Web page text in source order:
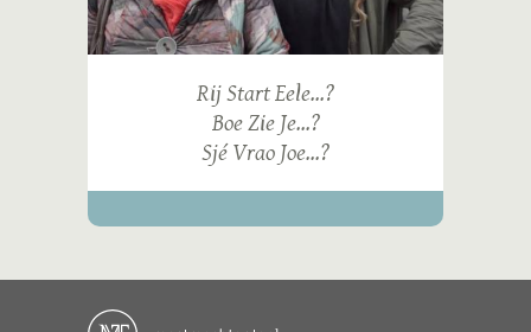
Rij Start Eele...?
Boe Zie Je...?
Sjé Vrao Joe...?